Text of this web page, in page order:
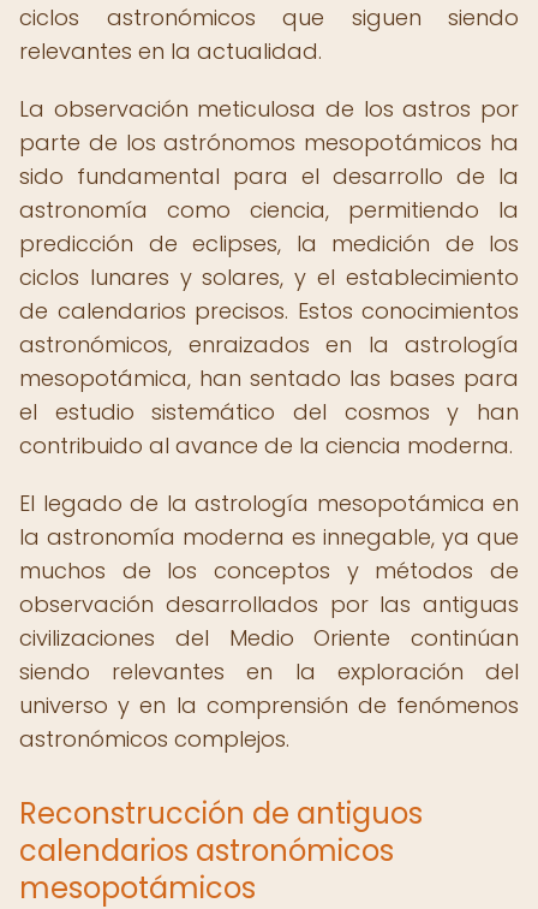
ciclos astronómicos que siguen siendo
relevantes en la actualidad.
La observación meticulosa de los astros por
parte de los astrónomos mesopotámicos ha
sido fundamental para el desarrollo de la
astronomía como ciencia, permitiendo la
predicción de eclipses, la medición de los
ciclos lunares y solares, y el establecimiento
de calendarios precisos. Estos conocimientos
astronómicos, enraizados en la astrología
mesopotámica, han sentado las bases para
el estudio sistemático del cosmos y han
contribuido al avance de la ciencia moderna.
El legado de la astrología mesopotámica en
la astronomía moderna es innegable, ya que
muchos de los conceptos y métodos de
observación desarrollados por las antiguas
civilizaciones del Medio Oriente continúan
siendo relevantes en la exploración del
universo y en la comprensión de fenómenos
astronómicos complejos.
Reconstrucción de antiguos
calendarios astronómicos
mesopotámicos